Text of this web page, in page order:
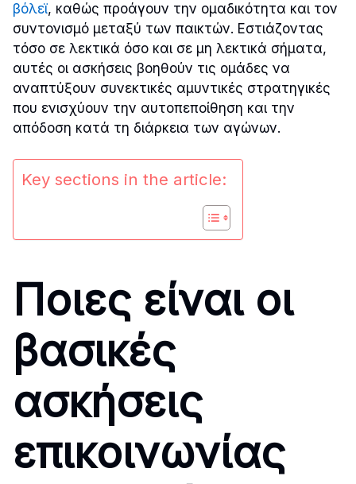
βόλεϊ, καθώς προάγουν την ομαδικότητα και τον
συντονισμό μεταξύ των παικτών. Εστιάζοντας
τόσο σε λεκτικά όσο και σε μη λεκτικά σήματα,
αυτές οι ασκήσεις βοηθούν τις ομάδες να
αναπτύξουν συνεκτικές αμυντικές στρατηγικές
που ενισχύουν την αυτοπεποίθηση και την
απόδοση κατά τη διάρκεια των αγώνων.
Key sections in the article:
Ποιες είναι οι
βασικές
ασκήσεις
επικοινωνίας